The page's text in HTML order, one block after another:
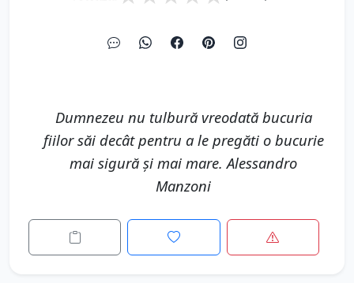
Dumnezeu nu tulbură vreodată bucuria
fiilor săi decât pentru a le pregăti o bucurie
mai sigură şi mai mare. Alessandro
Manzoni